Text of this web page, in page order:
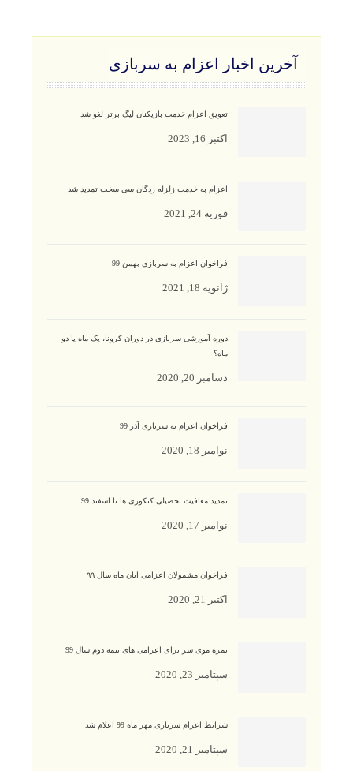
آخرین اخبار اعزام به سربازی
تعویق اعزام خدمت بازیکنان لیگ برتر لغو شد
اکتبر 16, 2023
اعزام به خدمت زلزله زدگان سی سخت تمدید شد
فوریه 24, 2021
فراخوان اعزام به سربازی بهمن 99
ژانویه 18, 2021
دوره آموزشی سربازی در دوران کرونا، یک ماه یا دو
ماه؟
دسامبر 20, 2020
فراخوان اعزام به سربازی آذر 99
نوامبر 18, 2020
تمدید معافیت تحصیلی کنکوری ها تا اسفند 99
نوامبر 17, 2020
فراخوان مشمولان اعزامی آبان ماه سال ۹۹
اکتبر 21, 2020
نمره موی سر برای اعزامی های نیمه دوم سال 99
سپتامبر 23, 2020
شرایط اعزام سربازی مهر ماه 99 اعلام شد
سپتامبر 21, 2020